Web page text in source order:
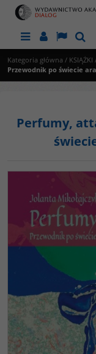
MenuPanelLang
Kategoria główna / KSIĄŻKI
Przewodnik po świecie
Perfumy,